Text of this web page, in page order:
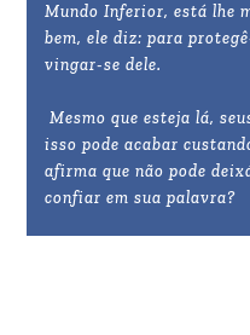
Mundo Inferior, está lhe
bem, ele diz: para
vingar-se dele.
Mesmo que esteja lá,
isso pode acabar
afirma que não pode
confiar em sua palavra?